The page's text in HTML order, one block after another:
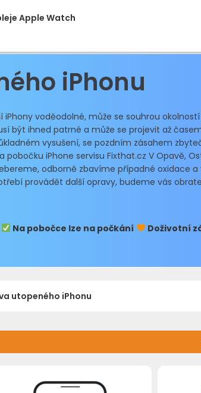
Apple Watch
iPhonu
voděodolné, může se souhrou
být ihned patrné a může se projevit až
vysušení, se pozdním zásahem
pobočku iPhone servisu Fixthat.cz V Opavě,
odborně zbavíme případné oxidace a
provádět další opravy, budeme vás
Na pobočce lze na počkání Doživotní
utopeného iPhonu